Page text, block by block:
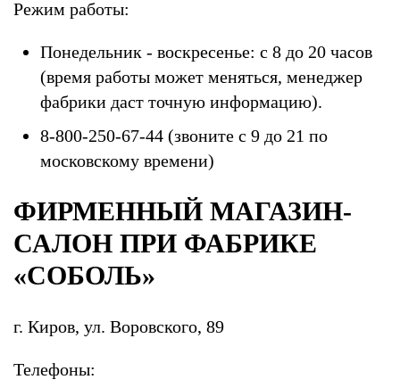
Режим работы:
Понедельник - воскресенье: с 8 до 20 часов
(время работы может меняться, менеджер
фабрики даст точную информацию).
8-800-250-67-44 (звоните с 9 до 21 по
московскому времени)
ФИРМЕННЫЙ МАГАЗИН-
САЛОН ПРИ ФАБРИКЕ
«СОБОЛЬ»
г. Киров, ул. Воровского, 89
Телефоны: